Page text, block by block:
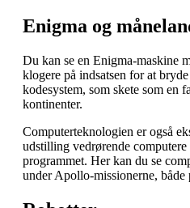
Enigma og
Du kan se en Enigma-maskine
klogere på indsatsen for at
kodesystem, som skete som en
kontinenter.
Computerteknologien er også
udstilling vedrørende
programmet. Her kan du se
under Apollo-missionerne, både